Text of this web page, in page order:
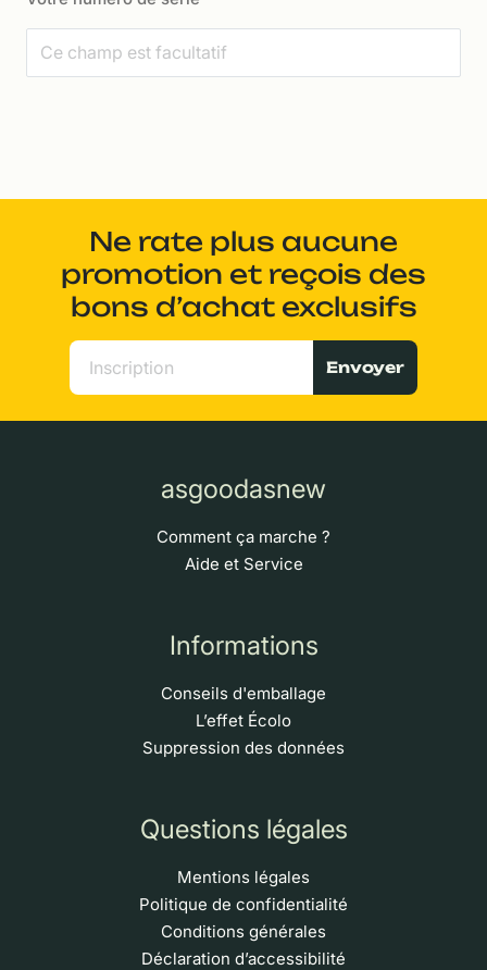
Ne rate plus aucune
promotion et reçois des
bons d’achat exclusifs
Envoyer
asgoodasnew
Comment ça marche ?
Aide et Service
Informations
Conseils d'emballage
L’effet Écolo
Suppression des données
Questions légales
Mentions légales
Politique de confidentialité
Conditions générales
Déclaration d’accessibilité